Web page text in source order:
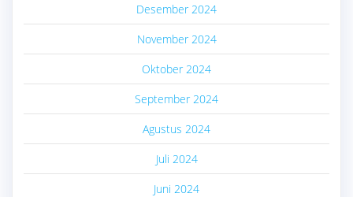
Desember 2024
November 2024
Oktober 2024
September 2024
Agustus 2024
Juli 2024
Juni 2024